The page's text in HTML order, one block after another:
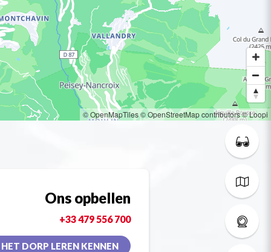
© OpenMapTiles© OpenStreetMap contributors© Loopi
Ons opbellen
+33 479 556 700
HET DORP LEREN KENNEN